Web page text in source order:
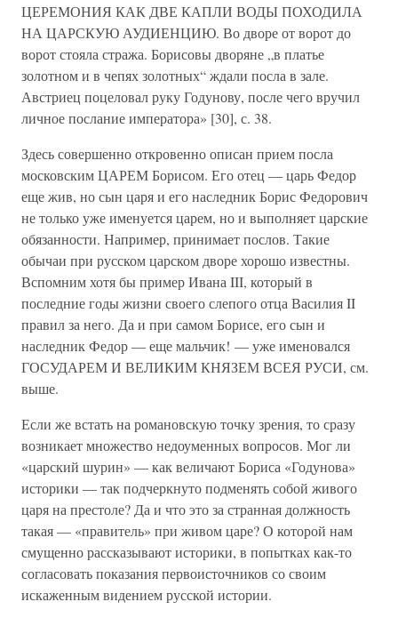
ЦЕРЕМОНИЯ КАК ДВЕ КАПЛИ ВОДЫ ПОХОДИЛА
НА ЦАРСКУЮ АУДИЕНЦИЮ. Во дворе от ворот до
ворот стояла стража. Борисовы дворяне „в платье
золотном и в чепях золотных“ ждали посла в зале.
Австриец поцеловал руку Годунову, после чего вручил
личное послание императора» [30], с. 38.
Здесь совершенно откровенно описан прием посла
московским ЦАРЕМ Борисом. Его отец — царь Федор
еще жив, но сын царя и его наследник Борис Федорович
не только уже именуется царем, но и выполняет царские
обязанности. Например, принимает послов. Такие
обычаи при русском царском дворе хорошо известны.
Вспомним хотя бы пример Ивана III, который в
последние годы жизни своего слепого отца Василия II
правил за него. Да и при самом Борисе, его сын и
наследник Федор — еще мальчик! — уже именовался
ГОСУДАРЕМ И ВЕЛИКИМ КНЯЗЕМ ВСЕЯ РУСИ, см.
выше.
Если же встать на романовскую точку зрения, то сразу
возникает множество недоуменных вопросов. Мог ли
«царский шурин» — как величают Бориса «Годунова»
историки — так подчеркнуто подменять собой живого
царя на престоле? Да и что это за странная должность
такая — «правитель» при живом царе? О которой нам
смущенно рассказывают историки, в попытках как-то
согласовать показания первоисточников со своим
искаженным видением русской истории.